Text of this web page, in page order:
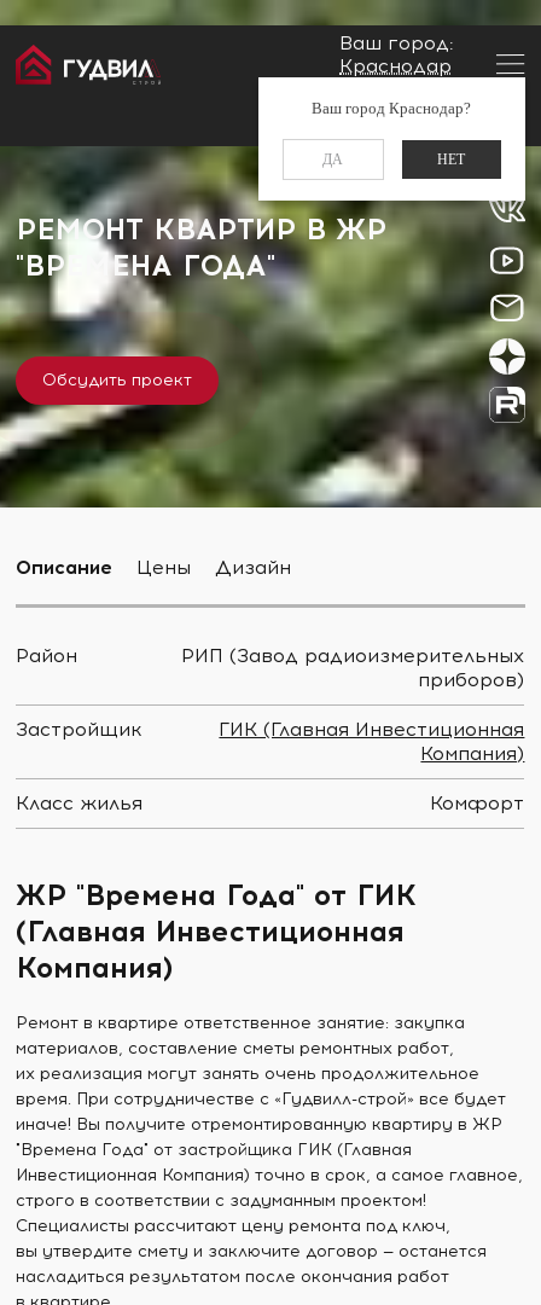
Ваш город:
Краснодар
Ваш город Краснодар?
ДА НЕТ
Заказать звонок
Главная Застройщики
РЕМОНТ КВАРТИР В ЖР
"ВРЕМЕНА ГОДА"
Обсудить проект
Описание Цены Дизайн
Район
РИП (Завод радиоизмерительных
приборов)
Застройщик
ГИК (Главная Инвестиционная
Компания)
Класс жилья Комфорт
ЖР "Времена Года" от ГИК
(Главная Инвестиционная
Компания)
Ремонт в квартире ответственное занятие: закупка
материалов, составление сметы ремонтных работ,
их реализация могут занять очень продолжительное
время. При сотрудничестве с «Гудвилл-строй» все будет
иначе! Вы получите отремонтированную квартиру в ЖР
"Времена Года" от застройщика ГИК (Главная
Инвестиционная Компания) точно в срок, а самое главное,
строго в соответствии с задуманным проектом!
Специалисты рассчитают цену ремонта под ключ,
вы утвердите смету и заключите договор — останется
насладиться результатом после окончания работ